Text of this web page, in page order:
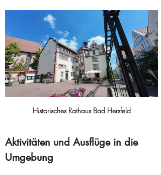
Historisches Rathaus Bad Hersfeld
Aktivitäten und Ausflüge in die
Umgebung